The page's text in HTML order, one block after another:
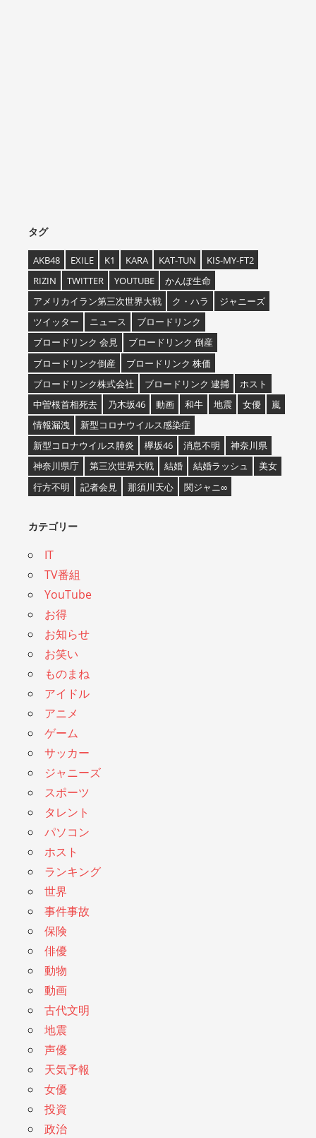
タグ
AKB48 EXILE K1 KARA KAT-TUN
KIS-MY-FT2
RIZIN
TWITTER YOUTUBE
かんぽ生命
アメリカイラン第三次世界大戦
ク・ハラ
ジャニーズ
ツイッター
ニュース
ブロードリンク
ブロードリンク 会見
ブロードリンク 倒産
ブロードリンク倒産
ブロードリンク 株価
ブロードリンク株式会社
ブロードリンク 逮捕
ホスト
中曽根首相死去
乃木坂46 動画 和牛 地震 女優
嵐
情報漏洩
新型コロナウイルス感染症
新型コロナウイルス肺炎
欅坂46 消息不明
神奈川県
神奈川県庁
第三次世界大戦 結婚 結婚ラッシュ
美女
行方不明
記者会見 那須川天心 関ジャニ∞
カテゴリー
IT
TV番組
YouTube
お得
お知らせ
お笑い
ものまね
アイドル
アニメ
ゲーム
サッカー
ジャニーズ
スポーツ
タレント
パソコン
ホスト
ランキング
世界
事件事故
保険
俳優
動物
動画
古代文明
地震
声優
天気予報
女優
投資
政治